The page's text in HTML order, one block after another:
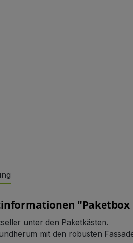
"Paketbox
unter den Paketkästen.
mit den robusten